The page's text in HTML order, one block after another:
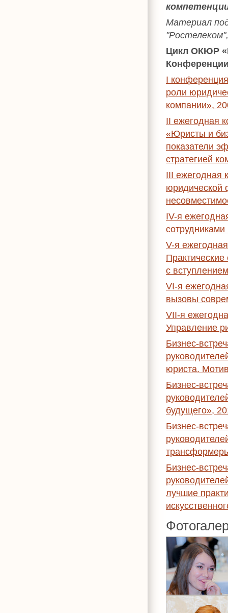
Материал
Цикл ОКЮР
I
роли
компании»,
II ежегодная
«Юристы и
показатели
стратегией
III ежегодная
юридической
IV-я
V-я
с
VI-я
вызовы
VII-я
Управление
Бизнес-
юриста.
Бизнес-
будущего»,
Бизнес-
Бизнес-
лучшие